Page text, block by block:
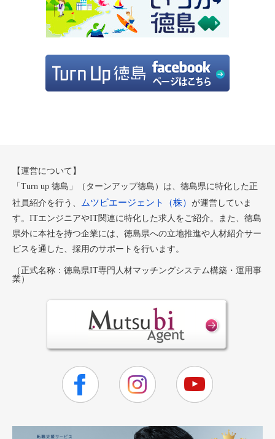
【運営について】
「Turn up 徳島」（ターンアップ徳島）は、徳島県に特化した正
社員紹介を行う、
ムツビエージェント（株） が運営していま
す。ITエンジニアやIT関連に特化した求人をご紹介。また、徳島
県外に本社を持つ企業には、徳島県への立地推進や人材紹介サー
ビスを通した、採用のサポートを行います。
（正式名称：徳島県IT専門人材マッチングシステム構築・運用事
業）